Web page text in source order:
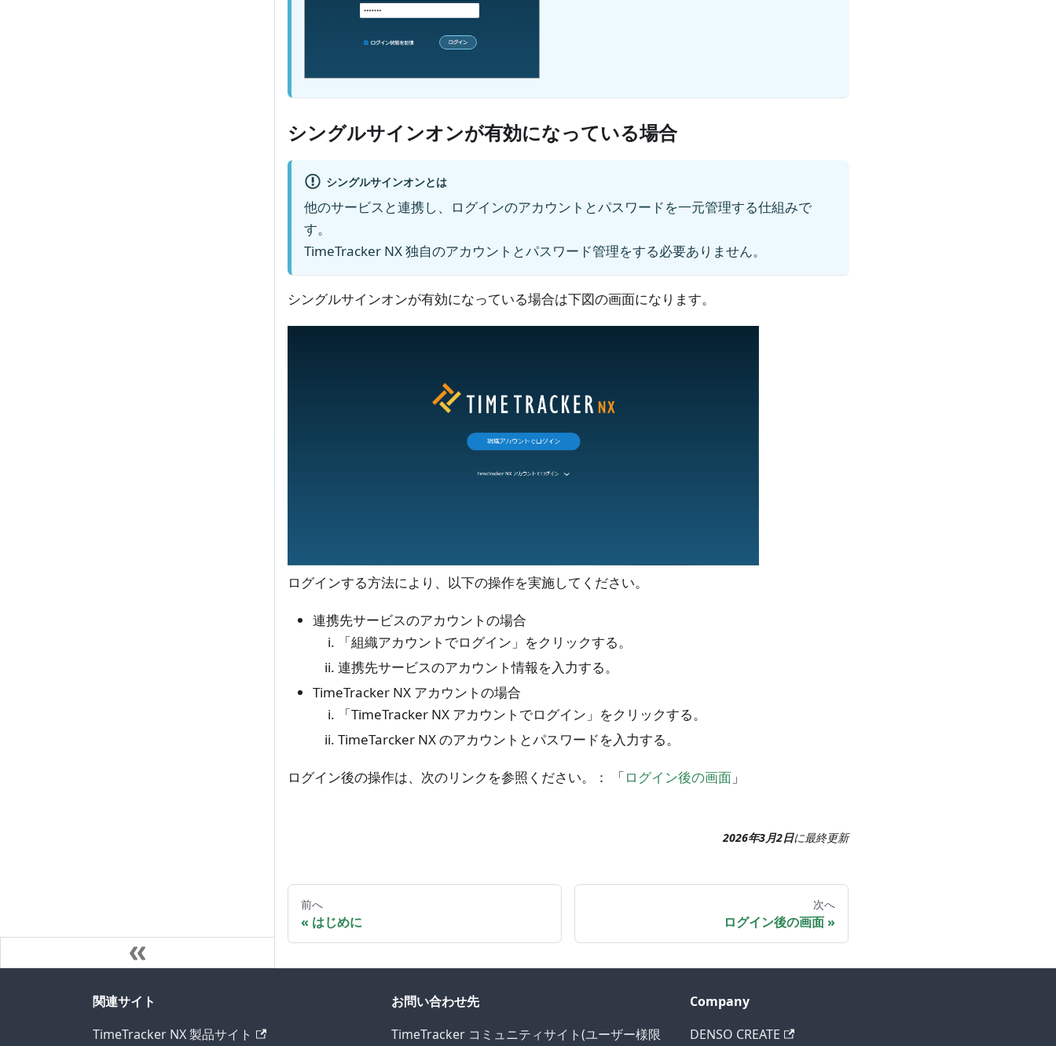
シングルサインオンが有効になっている場合
シングルサインオンとは
他のサービスと連携し、ログインのアカウントとパスワードを一元管理する仕組みで
す。
TimeTracker NX 独自のアカウントとパスワード管理をする必要ありません。
シングルサインオンが有効になっている場合は下図の画面になります。
ログインする方法により、以下の操作を実施してください。
連携先サービスのアカウントの場合
「組織アカウントでログイン」をクリックする。
連携先サービスのアカウント情報を入力する。
TimeTracker NX アカウントの場合
「TimeTracker NX アカウントでログイン」をクリックする。
TimeTarcker NX のアカウントとパスワードを入力する。
ログイン後の操作は、次のリンクを参照ください。： 「ログイン後の画面 」
2026年3月2日に最終更新
前へ
はじめに
次へ
ログイン後の画面
関連サイト
TimeTracker NX 製品サイト
お問い合わせ先
TimeTracker コミュニティサイト(ユーザー様限
Company
DENSO CREATE